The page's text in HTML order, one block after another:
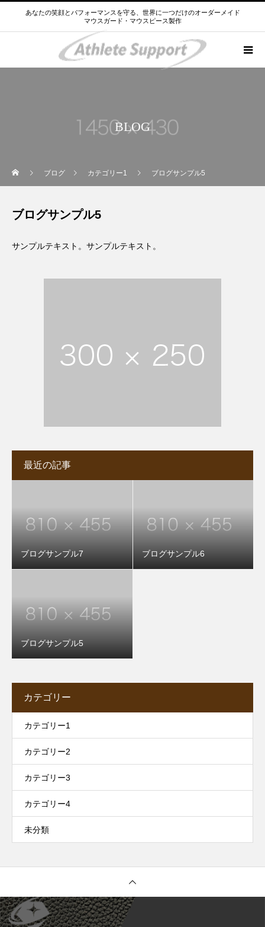
あなたの笑顔とパフォーマンスを守る、世界に一つだけのオーダーメイド
マウスガード・マウスピース製作
BLOG
ブログ カテゴリー1 ブログサンプル5
ブログサンプル5
サンプルテキスト。サンプルテキスト。
最近の記事
ブログサンプル7 ブログサンプル6
ブログサンプル5
カテゴリー
カテゴリー1
カテゴリー2
カテゴリー3
カテゴリー4
未分類